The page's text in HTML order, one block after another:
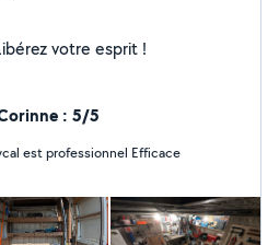
votre esprit !
: 5/5
est professionnel Efficace